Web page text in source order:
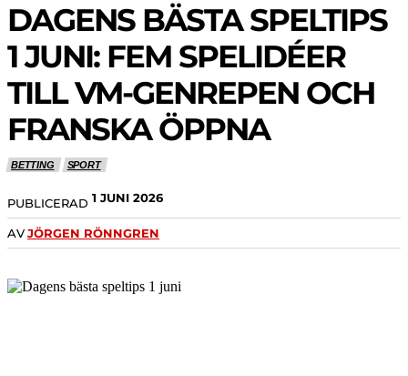
DAGENS BÄSTA SPELTIPS
1 JUNI: FEM SPELIDÉER
TILL VM-GENREPEN OCH
FRANSKA ÖPPNA
BETTING SPORT
PUBLICERAD 1 JUNI 2026
AVJÖRGEN RÖNNGREN